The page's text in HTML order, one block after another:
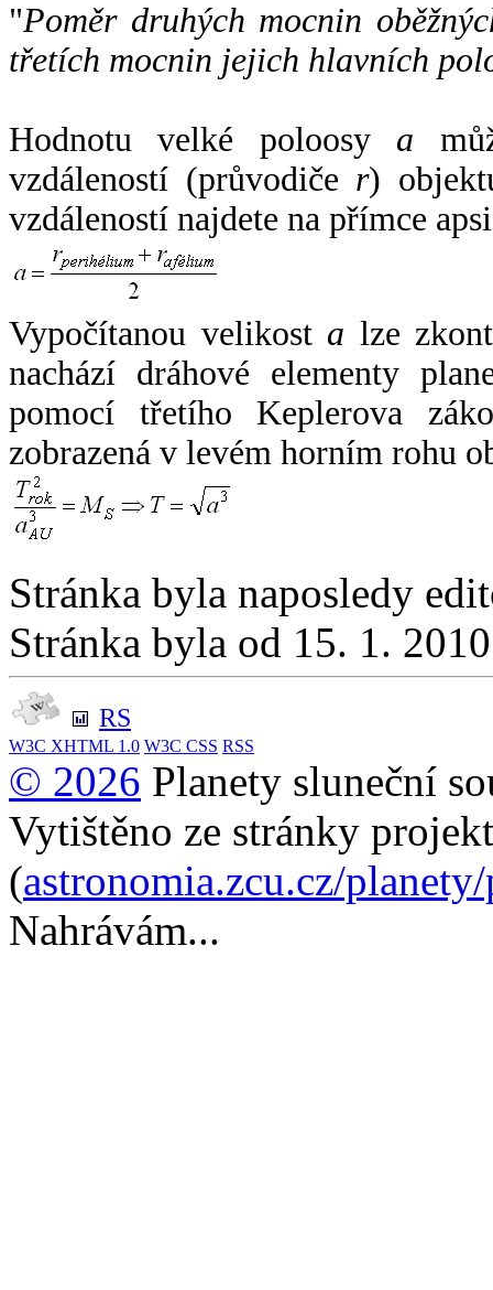
"Poměr druhých mocnin
třetích mocnin jejich hlavních
Hodnotu velké poloosy a
vzdáleností (průvodiče r)
vzdáleností najdete na přímce
Vypočítanou velikost a lze
nachází dráhové elementy
pomocí třetího Keplerova
zobrazená v levém horním rohu
Stránka byla naposledy
Stránka byla od 15. 1.
RS
W3C XHTML 1.0 W3C CSS RSS
© 2026 Planety sluneční
Vytištěno ze stránky
(astronomia.zcu.cz/
Nahrávám...